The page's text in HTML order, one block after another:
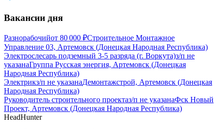
Вакансии дня
Разнорабочийот 80 000 ₽Строительное Монтажное
Управление 03, Артемовск (Донецкая Народная Республика)
Электрослесарь подземный 3-5 разряда (г. Воркута)з/п не
указанаГруппа Русская энергия, Артемовск (Донецкая
Народная Республика)
Электрикз/п не указанаДемонтажстрой, Артемовск (Донецкая
Народная Республика)
Руководитель строительного проектаз/п не указанаФск Новый
Проект, Артемовск (Донецкая Народная Республика)
HeadHunter